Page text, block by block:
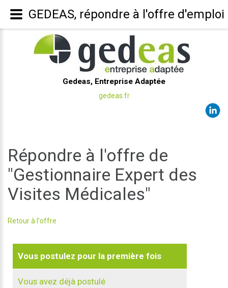
Gedeas, Entreprise Adaptée
gedeas.fr
Répondre à l'offre de
"Gestionnaire Expert des
Visites Médicales"
Retour à l'offre
Vous postulez pour la première fois
Vous avez déjà postulé
GEDEAS, répondre à l'offre